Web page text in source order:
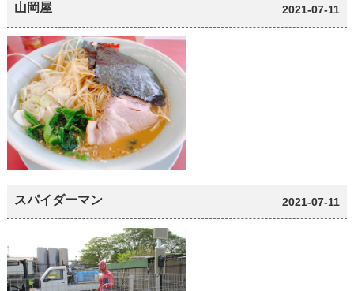
山岡屋 2021-07-11
スパイダーマン 2021-07-11